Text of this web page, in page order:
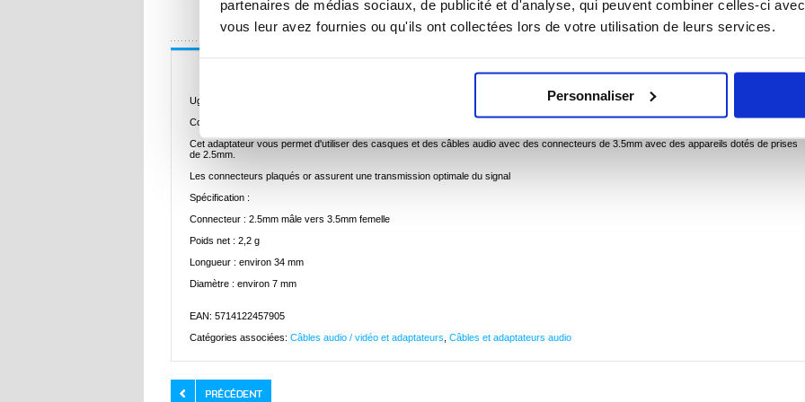
partenaires de médias sociaux, de publicité et d'analyse, qui peuvent combiner celles-ci
vous leur avez fournies ou qu'ils ont collectées lors de votre utilisation de leurs services.
Personnaliser
UNE QUESTION ? CONTACTEZ-NOUS ! CHAT EN DIRECT
Ugreen Adaptateur audio stéréo 2.5mm mâle vers 3.5mm femelle avec connecteurs plaqués or
Convertir une prise audio stéréo de 3.5mm en une prise de 2.5mm
Cet adaptateur vous permet d'utiliser des casques et des câbles audio avec des connecteurs de 3.5mm avec des appareils dotés de prises
de 2.5mm.
Les connecteurs plaqués or assurent une transmission optimale du signal
Spécification :
Connecteur : 2.5mm mâle vers 3.5mm femelle
Poids net : 2,2 g
Longueur : environ 34 mm
Diamètre : environ 7 mm
EAN: 5714122457905
Catégories associées: Câbles audio / vidéo et adaptateurs Câbles et adaptateurs audio